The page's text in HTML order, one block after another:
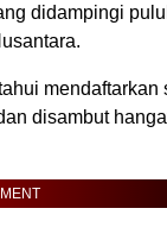
didampingi
mendaftarkan
disambut